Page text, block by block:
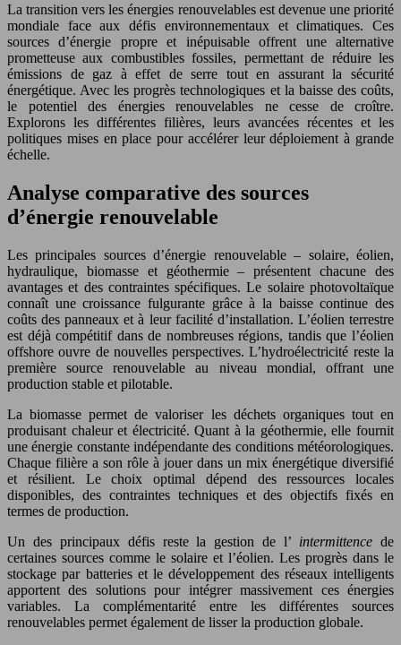
La transition vers les énergies renouvelables est devenue une priorité
mondiale face aux défis environnementaux et climatiques. Ces
sources d’énergie propre et inépuisable offrent une alternative
prometteuse aux combustibles fossiles, permettant de réduire les
émissions de gaz à effet de serre tout en assurant la sécurité
énergétique. Avec les progrès technologiques et la baisse des coûts,
le potentiel des énergies renouvelables ne cesse de croître.
Explorons les différentes filières, leurs avancées récentes et les
politiques mises en place pour accélérer leur déploiement à grande
échelle.
Analyse comparative des sources
d’énergie renouvelable
Les principales sources d’énergie renouvelable – solaire, éolien,
hydraulique, biomasse et géothermie – présentent chacune des
avantages et des contraintes spécifiques. Le solaire photovoltaïque
connaît une croissance fulgurante grâce à la baisse continue des
coûts des panneaux et à leur facilité d’installation. L’éolien terrestre
est déjà compétitif dans de nombreuses régions, tandis que l’éolien
offshore ouvre de nouvelles perspectives. L’hydroélectricité reste la
première source renouvelable au niveau mondial, offrant une
production stable et pilotable.
La biomasse permet de valoriser les déchets organiques tout en
produisant chaleur et électricité. Quant à la géothermie, elle fournit
une énergie constante indépendante des conditions météorologiques.
Chaque filière a son rôle à jouer dans un mix énergétique diversifié
et résilient. Le choix optimal dépend des ressources locales
disponibles, des contraintes techniques et des objectifs fixés en
termes de production.
Un des principaux défis reste la gestion de l’ intermittencede
certaines sources comme le solaire et l’éolien. Les progrès dans le
stockage par batteries et le développement des réseaux intelligents
apportent des solutions pour intégrer massivement ces énergies
variables. La complémentarité entre les différentes sources
renouvelables permet également de lisser la production globale.